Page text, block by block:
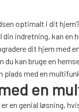
optimalt i dit
indretning, kan
dit hjem med
du kan bruge en
med en
en
en genial løsning,